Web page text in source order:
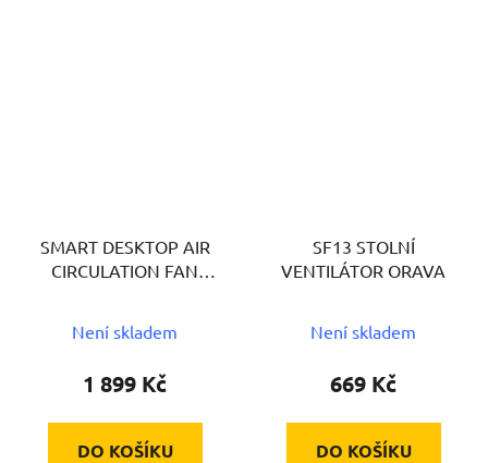
SMART DESKTOP AIR
CIRCULATION FAN
Není skladem
1 899 Kč
DO KOŠÍKU
SF13 STOLNÍ
VENTILÁTOR ORAVA
Není skladem
669 Kč
DO KOŠÍKU